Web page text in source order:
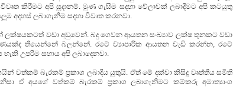
කිරීමට අපි සූදානම්. මුණ ගැසීම සදහා වේලාවක් ලබාදීමට අපි කටයුතු
අදහස් ලබාගැනීම සදහා විවෘත කරනවා.
ලක්ෂයකටත් වඩා අඩුවෙන්. බදු ගෙවන ආයතන සංඛ්‍යාව ලක්ෂ තුනකට වඩා
තියෙන්නේ බලන්නේ. රටේ ව්‍යාපාරික ආයතන වැඩි කරන්න, රටේ
උපරිම සහාය අපි ලබාදෙනවා.
වත්කම් බැරකම් ප්‍රකාශ ලබාදිය යුතුයි. ඒත් මේ දක්වා කිසිදු වෘත්තීය සමිති
ඒ අයගේ වත්කම් බැරකම් ප්‍රකාශ ලබාගැනිමට කම්කරු අමාත්‍යාංශ